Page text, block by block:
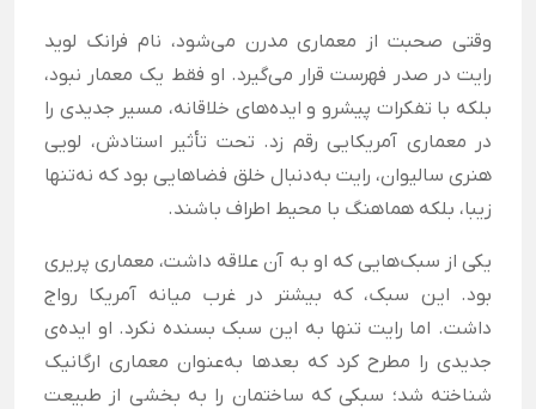
وقتی صحبت از معماری مدرن می‌شود، نام فرانک لوید
رایت در صدر فهرست قرار می‌گیرد. او فقط یک معمار نبود،
بلکه با تفکرات پیشرو و ایده‌های خلاقانه، مسیر جدیدی را
در معماری آمریکایی رقم زد. تحت تأثیر استادش، لویی
هنری سالیوان، رایت به‌دنبال خلق فضاهایی بود که نه‌تنها
زیبا، بلکه هماهنگ با محیط اطراف باشند.
یکی از سبک‌هایی که او به آن علاقه داشت، معماری پریری
بود. این سبک، که بیشتر در غرب میانه آمریکا رواج
داشت. اما رایت تنها به این سبک بسنده نکرد. او ایده‌ی
جدیدی را مطرح کرد که بعدها به‌عنوان معماری ارگانیک
شناخته شد؛ سبکی که ساختمان را به بخشی از طبیعت